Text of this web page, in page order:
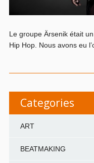
Le groupe Ärsenik était
Hip Hop. Nous avons eu
Categories
ART
BEATMAKING